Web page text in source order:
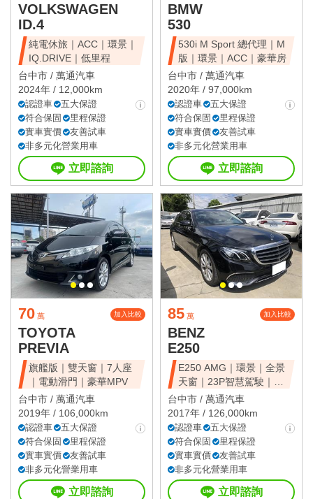
VOLKSWAGEN
ID.4
純電休旅｜ACC｜環景｜
IQ.DRIVE｜低里程
台中市 / 萬通汽車
2024年 / 12,000km
認證車
五大保證
符合保固
里程保證
實車實價
友善試車
非多元化營業用車
立即諮詢
BMW
530
530i M Sport 總代理｜M
版｜環景｜ACC｜豪華房
台中市 / 萬通汽車
2020年 / 97,000km
認證車
五大保證
符合保固
里程保證
實車實價
友善試車
非多元化營業用車
立即諮詢
70 萬 加入比較
TOYOTA
PREVIA
旗艦版｜雙天窗｜7人座
｜電動滑門｜豪華MPV
台中市 / 萬通汽車
2019年 / 106,000km
認證車
五大保證
符合保固
里程保證
實車實價
友善試車
非多元化營業用車
立即諮詢
85 萬 加入比較
BENZ
E250
E250 AMG｜環景｜全景
天窗｜23P智慧駕駛｜總
代理
台中市 / 萬通汽車
2017年 / 126,000km
認證車
五大保證
符合保固
里程保證
實車實價
友善試車
非多元化營業用車
立即諮詢